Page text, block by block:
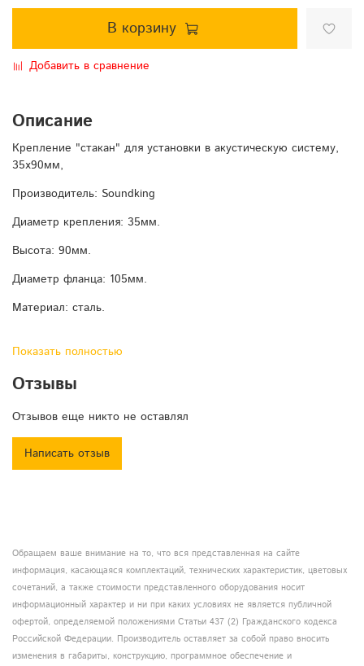
В корзину
Добавить в сравнение
Описание
Крепление "стакан" для установки в акустическую систему,
35х90мм,
Производитель: Soundking
Диаметр крепления: 35мм.
Высота: 90мм.
Диаметр фланца: 105мм.
Материал: сталь.
Показать полностью
Отзывы
Отзывов еще никто не оставлял
Написать отзыв
Обращаем ваше внимание на то, что вся представленная на сайте
информация, касающаяся комплектаций, технических характеристик, цветовых
сочетаний, а также стоимости представленного оборудования носит
информационный характер и ни при каких условиях не является публичной
офертой, определяемой положениями Статьи 437 (2) Гражданского кодекса
Российской Федерации. Производитель оставляет за собой право вносить
изменения в габариты, конструкцию, программное обеспечение и